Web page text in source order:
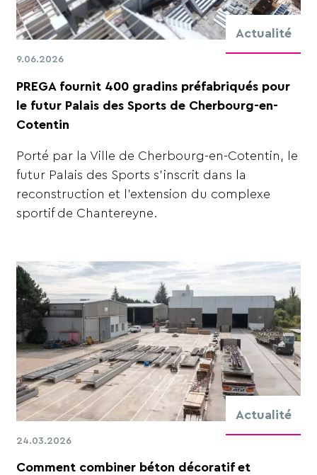
Actualité
9.06.2026
PREGA fournit 400 gradins préfabriqués pour
le futur Palais des Sports de Cherbourg-en-
Cotentin
Porté par la Ville de Cherbourg-en-Cotentin, le
futur Palais des Sports s’inscrit dans la
reconstruction et l’extension du complexe
sportif de Chantereyne.
Actualité
24.03.2026
Comment combiner béton décoratif et